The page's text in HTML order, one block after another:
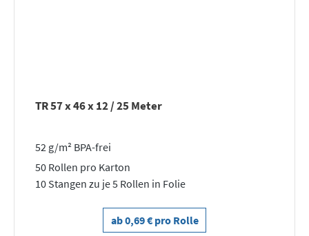
TR 57 x 46 x 12 / 25 Meter
52 g/m² BPA-frei
50 Rollen pro Karton
10 Stangen zu je 5 Rollen in Folie
ab 0,69 € pro Rolle